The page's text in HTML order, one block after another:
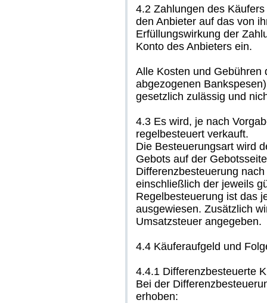
4.2 Zahlungen des
den Anbieter auf das von
Erfüllungswirkung der
Konto des Anbieters ein.
Alle Kosten und Gebühren
abgezogenen
gesetzlich zulässig und
4.3 Es wird, je nach
regelbesteuert verkauft.
Die Besteuerungsart wird
Gebots auf der
Differenzbesteuerung
einschließlich der jeweils
Regelbesteuerung ist das
ausgewiesen. Zusätzlich
Umsatzsteuer angegeben.
4.4 Käuferaufgeld und
4.4.1 Differenzbesteuerte
Bei der
erhoben: